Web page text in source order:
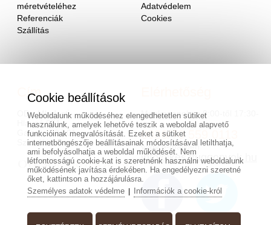
méretvételéhez
Referenciák
Szállítás
Adatvédelem
Cookies
Cím
OD - Mladosť
Hlavná 951
Galanta 924 01
Szlovákia
Munkanapokon 9:00-től 17:30-
ig.
0036/70 559 0113
vagy e-mailben
info@keszfuggonyok.hu
Cookie beállítások
Weboldalunk működéséhez elengedhetetlen sütiket
használunk, amelyek lehetővé teszik a weboldal alapvető
funkcióinak megvalósítását. Ezeket a sütiket
internetböngészője beállításainak módosításával letilthatja,
ami befolyásolhatja a weboldal működését. Nem
létfontosságú cookie-kat is szeretnénk használni weboldalunk
működésének javítása érdekében. Ha engedélyezni szeretné
őket, kattintson a hozzájárulásra.
Személyes adatok védelme| Információk a cookie-król